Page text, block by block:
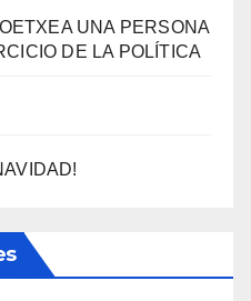
UNA PERSONA
DE LA POLÍTICA